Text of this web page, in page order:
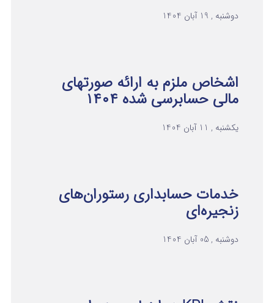
دوشنبه , 19 آبان 1404
اشخاص ملزم به ارائه صورتهای
مالی حسابرسی شده ۱۴۰۴
یکشنبه , 11 آبان 1404
خدمات حسابداری رستوران‌های
زنجیره‌ای
دوشنبه , 05 آبان 1404